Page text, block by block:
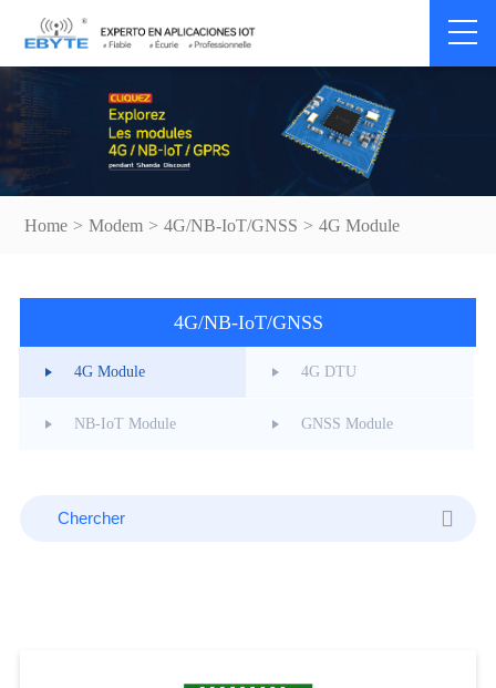
Home > Modem > 4G/NB-IoT/GNSS > 4G Module
4G/NB-IoT/GNSS
4G Module 4G DTU
NB-IoT Module GNSS Module